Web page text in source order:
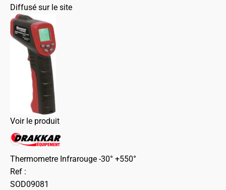
Diffusé sur le site
Voir le produit
Thermometre Infrarouge -30° +550°
Ref :
SOD09081